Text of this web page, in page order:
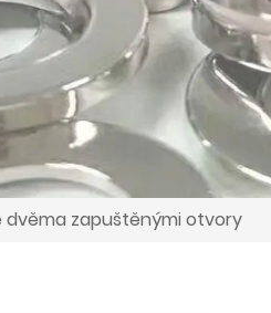
dvěma zapuštěnými otvory